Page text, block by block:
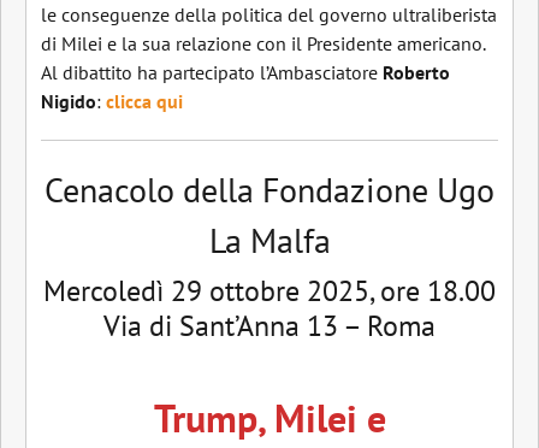
le conseguenze della politica del governo ultraliberista
di Milei e la sua relazione con il Presidente americano.
Al dibattito ha partecipato l’Ambasciatore Roberto
Nigido: clicca qui
Cenacolo della Fondazione Ugo
La Malfa
Mercoledì 29 ottobre 2025, ore 18.00
Via di Sant’Anna 13 – Roma
Trump, Milei e